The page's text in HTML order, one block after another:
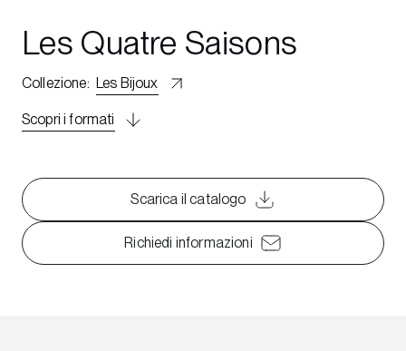
Les Quatre Saisons
Collezione: Les Bijoux
Scopri i formati
Scarica il catalogo
Richiedi informazioni